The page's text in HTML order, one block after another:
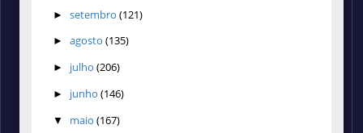
► setembro (121)
► agosto (135)
► julho (206)
► junho (146)
▼ maio (167)